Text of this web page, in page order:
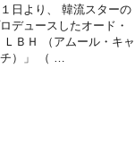
日より、 韓流スターの
デュースしたオード・
ＢＨ （アムール・キャ
）」 （ …